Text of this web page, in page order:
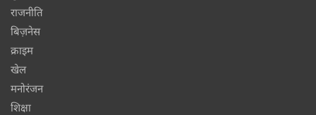
राजनीति
बिज़नेस
क्राइम
खेल
मनोरंजन
शिक्षा